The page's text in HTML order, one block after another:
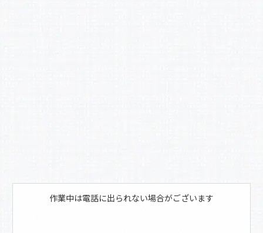
作業中は電話に出られない場合がございます